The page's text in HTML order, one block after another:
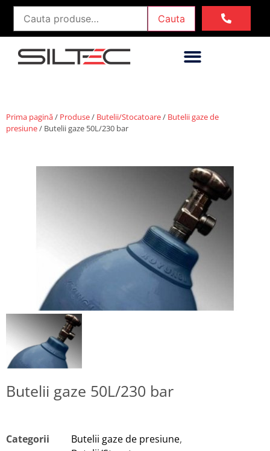
Cauta
Prima pagină/ Produse/ Butelii/Stocatoare/ Butelii gaze de
presiune/ Butelii gaze 50L/230 bar
Butelii gaze 50L/230 bar
Categorii Butelii gaze de presiune,